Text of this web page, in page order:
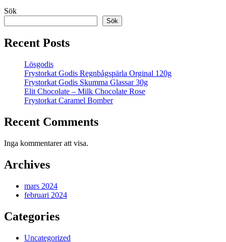
Sök
Sök
Recent Posts
Lösgodis
Frystorkat Godis Regnbågspärla Orginal 120g
Frystorkat Godis Skumma Glassar 30g
Elit Chocolate – Milk Chocolate Rose
Frystorkat Caramel Bomber
Recent Comments
Inga kommentarer att visa.
Archives
mars 2024
februari 2024
Categories
Uncategorized